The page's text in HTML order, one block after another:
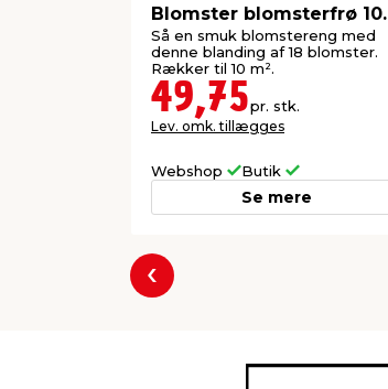
Blomster blomsterfrø
g
Så en smuk blomstereng med
denne blanding af 18 blomster.
Rækker til 10 m².
49,75pr. stk.
Lev. omk. tillægges
Webshop Butik
Se mere
Forrige